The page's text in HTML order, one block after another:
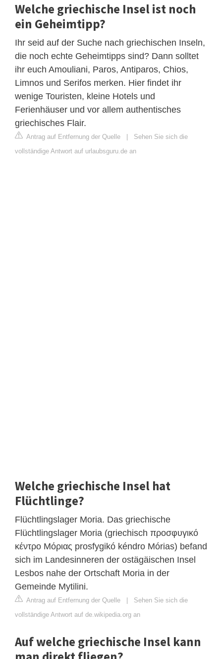
Welche griechische Insel ist noch
ein Geheimtipp?
Ihr seid auf der Suche nach griechischen Inseln,
die noch echte Geheimtipps sind? Dann solltet
ihr euch Amouliani, Paros, Antiparos, Chios,
Limnos und Serifos merken. Hier findet ihr
wenige Touristen, kleine Hotels und
Ferienhäuser und vor allem authentisches
griechisches Flair.
Antrag auf Entfernung der Quelle | Sehen Sie sich die
vollständige Antwort auf urlaubsguru.de an
Welche griechische Insel hat
Flüchtlinge?
Flüchtlingslager Moria. Das griechische
Flüchtlingslager Moria (griechisch προσφυγικό
κέντρο Μόριας prosfygikó kéndro Mórias) befand
sich im Landesinneren der ostägäischen Insel
Lesbos nahe der Ortschaft Moria in der
Gemeinde Mytilini.
Antrag auf Entfernung der Quelle | Sehen Sie sich die
vollständige Antwort auf de.wikipedia.org an
Auf welche griechische Insel kann